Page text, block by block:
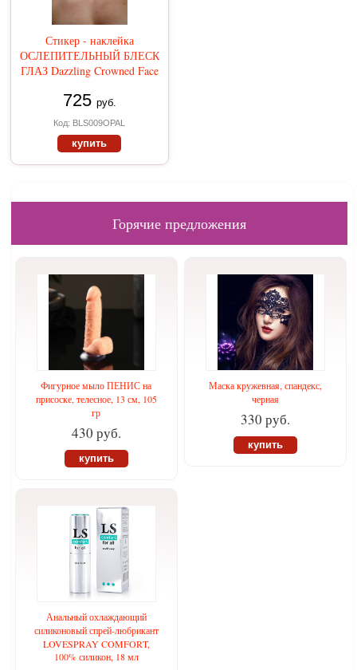
Стикер - наклейка
ОСЛЕПИТЕЛЬНЫЙ БЛЕСК
ГЛАЗ Dazzling Crowned Face
725 руб.
Код: BLS009OPAL
купить
Горячие предложения
Фигурное мыло ПЕНИС на
присоске, телесное, 13 см, 105
гр
430 руб.
купить
Маска кружевная, спандекс,
черная
330 руб.
купить
Анальный охлаждающий
силиконовый спрей-любрикант
LOVESPRAY COMFORT,
100% силикон, 18 мл